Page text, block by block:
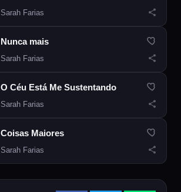
Sarah Farias
Nunca mais
Sarah Farias
O Céu Está Me Sustentando
Sarah Farias
Coisas Maiores
Sarah Farias